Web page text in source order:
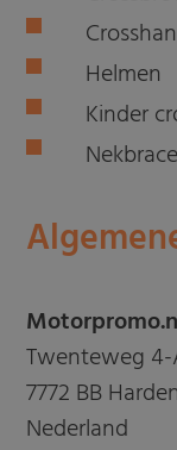
Helmen
Kinder
Nekbrace
Twenteweg
7772 BB
Nederland